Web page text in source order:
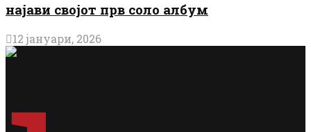
најави својот прв соло албум
12 јануари, 2026